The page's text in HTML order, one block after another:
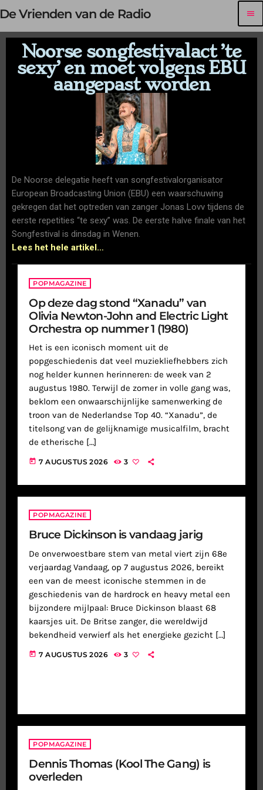
De Vrienden van de Radio menu
Noorse songfestivalact ’te
sexy’ en moet volgens EBU
aangepast worden
De Noorse delegatie heeft van songfestivalorganisator
European Broadcasting Union (EBU) een waarschuwing
gekregen dat het optreden van zanger Jonas Lovv tijdens de
eerste repetities “te sexy” was. De eerste halve finale van het
Songfestival is dinsdag in Wenen.
Lees het hele artikel…
POPMAGAZINE
Op deze dag stond “Xanadu” van
Olivia Newton-John and Electric Light
Orchestra op nummer 1 (1980)
Het is een iconisch moment uit de
popgeschiedenis dat veel muziekliefhebbers zich
nog helder kunnen herinneren: de week van 2
augustus 1980. Terwijl de zomer in volle gang was,
beklom een onwaarschijnlijke samenwerking de
troon van de Nederlandse Top 40. “Xanadu”, de
titelsong van de gelijknamige musicalfilm, bracht
de etherische […]
today 7 AUGUSTUS 2026 3
POPMAGAZINE
Bruce Dickinson is vandaag jarig
De onverwoestbare stem van metal viert zijn 68e
verjaardag Vandaag, op 7 augustus 2026, bereikt
een van de meest iconische stemmen in de
geschiedenis van de hardrock en heavy metal een
bijzondere mijlpaal: Bruce Dickinson blaast 68
kaarsjes uit. De Britse zanger, die wereldwijd
bekendheid verwierf als het energieke gezicht […]
today 7 AUGUSTUS 2026 3
POPMAGAZINE
Dennis Thomas (Kool The Gang) is
overleden